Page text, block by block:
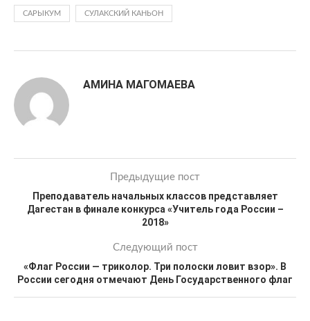
САРЫКУМ СУЛАКСКИЙ КАНЬОН
АМИНА МАГОМАЕВА
Предыдущие пост
Преподаватель начальных классов представляет
Дагестан в финале конкурса «Учитель года России –
2018»
Следующий пост
«Флаг России — триколор. Три полоски ловит взор». В
России сегодня отмечают День Государственного флаг